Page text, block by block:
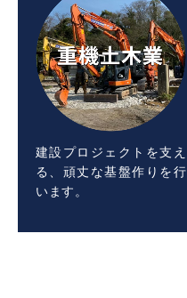
建設プロジェクトを支え
る、頑丈な基盤作りを行
います。